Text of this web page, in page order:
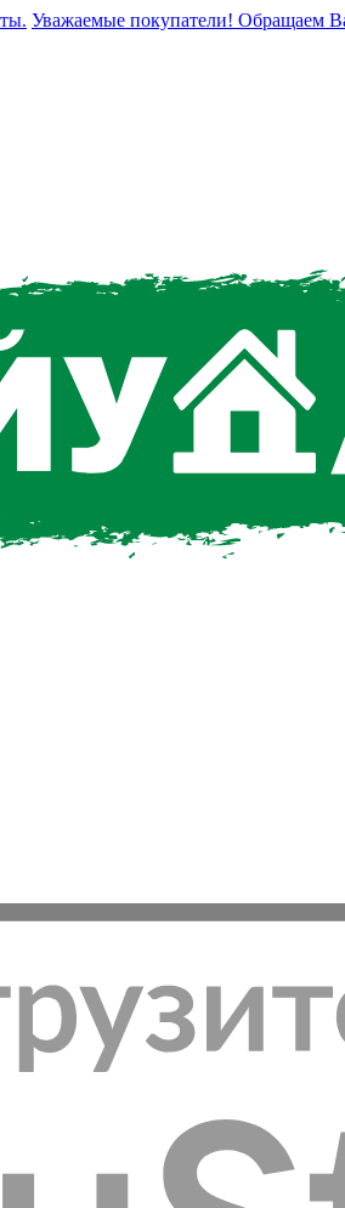
Уважаемые покупатели! Обращаем Ваше